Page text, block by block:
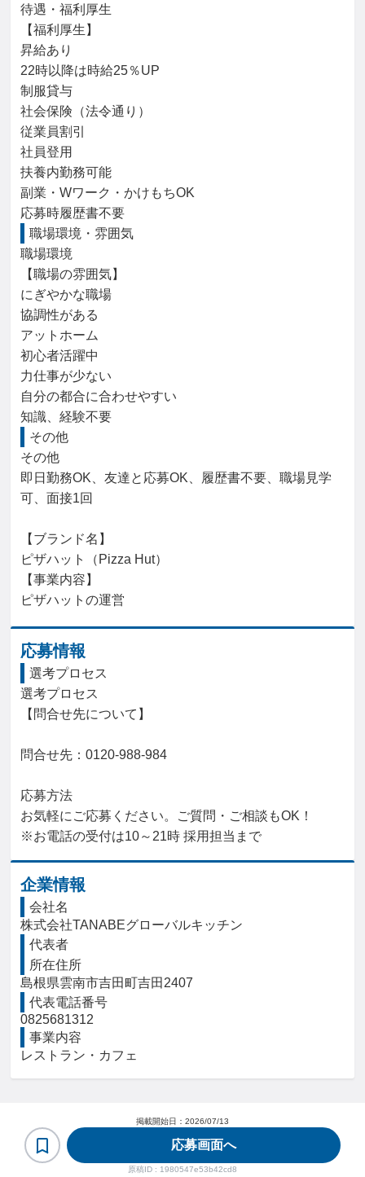
待遇・福利厚生
【福利厚生】
昇給あり
22時以降は時給25％UP
制服貸与
社会保険（法令通り）
従業員割引
社員登用
扶養内勤務可能
副業・Wワーク・かけもちOK
応募時履歴書不要
職場環境・雰囲気
職場環境
【職場の雰囲気】
にぎやかな職場
協調性がある
アットホーム
初心者活躍中
力仕事が少ない
自分の都合に合わせやすい
知識、経験不要
その他
その他
即日勤務OK、友達と応募OK、履歴書不要、職場見学
可、面接1回
【ブランド名】
ピザハット（Pizza Hut）
【事業内容】
ピザハットの運営
応募情報
選考プロセス
選考プロセス
【問合せ先について】
問合せ先：0120-988-984
応募方法
お気軽にご応募ください。ご質問・ご相談もOK！
※お電話の受付は10～21時 採用担当まで
企業情報
会社名
株式会社TANABEグローバルキッチン
代表者
所在住所
島根県雲南市吉田町吉田2407
代表電話番号
0825681312
事業内容
レストラン・カフェ
掲載開始日： 2026/07/13
応募画面へ
原稿ID : 1980547e53b42cd8